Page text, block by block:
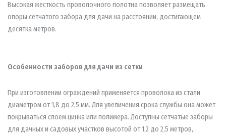
Высокая жесткость проволочного полотна позволяет размещать
опоры сетчатого забора для дачи на расстоянии, достигающем
десятка метров.
Особенности заборов для дачи из сетки
При изготовлении ограждений применяется проволока из стали
диаметром от 1,8 до 2,5 мм. Для увеличения срока службы она может
покрываться слоем цинка или полимера. Доступны сетчатые заборы
для дачных и садовых участков высотой от 1,2 до 2,5 метров,